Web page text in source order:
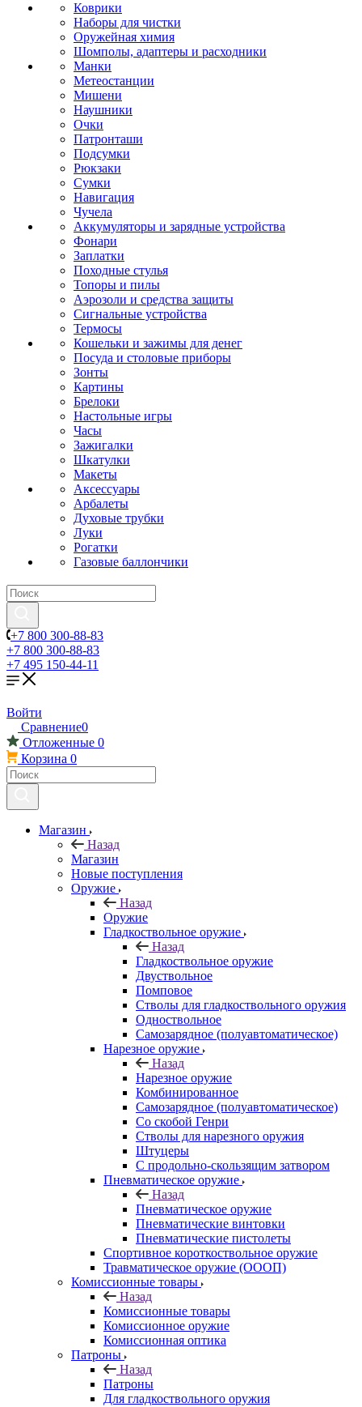
Коврики
Наборы для чистки
Оружейная химия
Шомполы, адаптеры и расходники
Манки
Метеостанции
Мишени
Наушники
Очки
Патронташи
Подсумки
Рюкзаки
Сумки
Навигация
Чучела
Аккумуляторы и зарядные устройства
Фонари
Заплатки
Походные стулья
Топоры и пилы
Аэрозоли и средства защиты
Сигнальные устройства
Термосы
Кошельки и зажимы для денег
Посуда и столовые приборы
Зонты
Картины
Брелоки
Настольные игры
Часы
Зажигалки
Шкатулки
Макеты
Аксессуары
Арбалеты
Духовые трубки
Луки
Рогатки
Газовые баллончики
+7 800 300-88-83
+7 800 300-88-83
+7 495 150-44-11
Войти
Сравнение0
Отложенные 0
Корзина 0
Магазин
Назад
Магазин
Новые поступления
Оружие
Назад
Оружие
Гладкоствольное оружие
Назад
Гладкоствольное оружие
Двуствольное
Помповое
Стволы для гладкоствольного оружия
Одноствольное
Самозарядное (полуавтоматическое)
Нарезное оружие
Назад
Нарезное оружие
Комбинированное
Самозарядное (полуавтоматическое)
Со скобой Генри
Стволы для нарезного оружия
Штуцеры
С продольно-скользящим затвором
Пневматическое оружие
Назад
Пневматическое оружие
Пневматические винтовки
Пневматические пистолеты
Спортивное короткоствольное оружие
Травматическое оружие (ОООП)
Комиссионные товары
Назад
Комиссионные товары
Комиссионное оружие
Комиссионная оптика
Патроны
Назад
Патроны
Для гладкоствольного оружия